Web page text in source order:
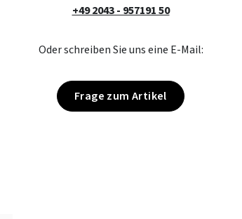
+49 2043 - 957191 50
Oder schreiben Sie uns eine E-Mail:
Frage zum Artikel